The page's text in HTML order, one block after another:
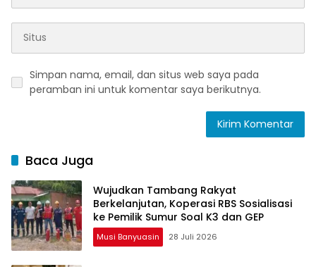
Simpan nama, email, dan situs web saya pada
peramban ini untuk komentar saya berikutnya.
Baca Juga
Wujudkan Tambang Rakyat
Berkelanjutan, Koperasi RBS Sosialisasi
ke Pemilik Sumur Soal K3 dan GEP
Musi Banyuasin 28 Juli 2026